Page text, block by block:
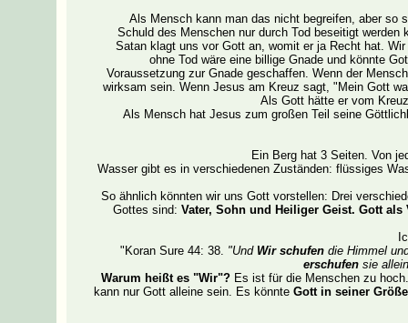
Als Mensch kann man das nicht begreifen, aber so
Schuld des Menschen nur durch Tod beseitigt
Satan klagt uns vor Gott an, womit er ja Recht hat.
ohne Tod wäre eine billige Gnade und könnte
Voraussetzung zur Gnade geschaffen. Wenn der
wirksam sein. Wenn Jesus am Kreuz sagt, "Mein Gott
Als Gott hätte er vom
Als Mensch hat Jesus zum großen Teil seine
Ein Berg hat 3 Seiten. Von
Wasser gibt es in verschiedenen Zuständen: flüssiges
So ähnlich könnten wir uns Gott vorstellen: Drei
Gottes sind: Vater, Sohn und Heiliger Geist. Gott
"Koran Sure 44: 38. "Und Wir schufendie Himmel
erschufensie
Warum heißt es "Wir"? Es ist für die Menschen zu
kann nur Gott alleine sein. Es könnte Gott in seiner